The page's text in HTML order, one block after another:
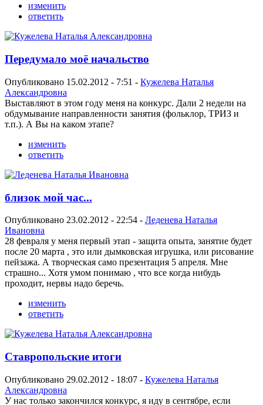
изменить
ответить
Передумало моё начальство
Опубликовано 15.02.2012 - 7:51 - Кужелева Наталья
Александровна
Выставляют в этом году меня на конкурс. Дали 2 недели на
обдумывание направленности занятия (фольклор, ТРИЗ и
т.п.). А Вы на каком этапе?
изменить
ответить
близок мой час...
Опубликовано 23.02.2012 - 22:54 - Леденева Наталья
Ивановна
28 февраля у меня первый этап - защита опыта, занятие будет
после 20 марта , это или дымковская игрушка, или рисование
пейзажа. А творческая само презентация 5 апреля. Мне
страшно... Хотя умом понимаю , что все когда нибудь
проходит, нервы надо беречь.
изменить
ответить
Ставропольские итоги
Опубликовано 29.02.2012 - 18:07 - Кужелева Наталья
Александровна
У нас только закончился конкурс, я иду в сентябре, если